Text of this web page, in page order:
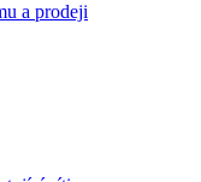
a prodeji